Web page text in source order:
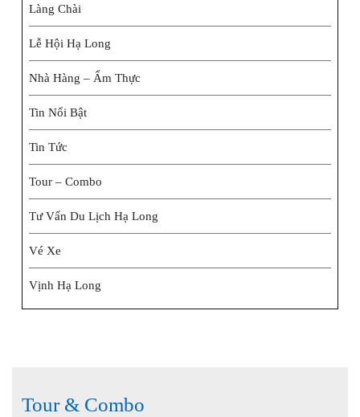
Làng Chài
Lễ Hội Hạ Long
Nhà Hàng – Ẩm Thực
Tin Nổi Bật
Tin Tức
Tour – Combo
Tư Vấn Du Lịch Hạ Long
Vé Xe
Vịnh Hạ Long
Tour & Combo